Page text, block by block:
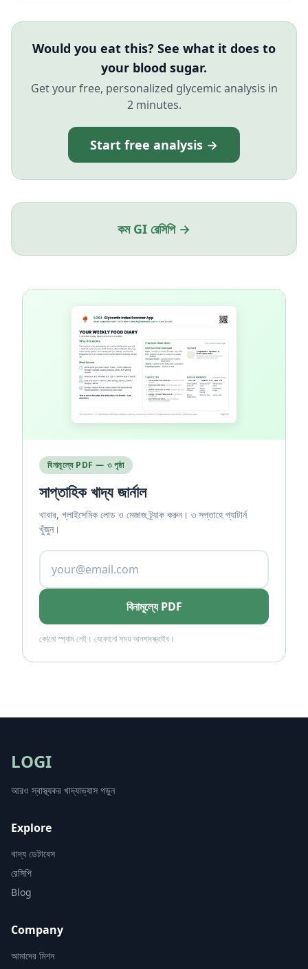
Would you eat this? See what it does to
your blood sugar.
Get your free, personalized glycemic analysis in
2 minutes.
Start free analysis →
কম GI রেসিপি →
বিনামূল্যে PDF — ৩ পৃষ্ঠা
সাপ্তাহিক খাদ্য জার্নাল
খাবার, গ্লাইসেমিক লোড ও মেজাজ ট্র্যাক করুন। ৩ সপ্তাহে প্যাটার্ন
খুঁজুন।
বিনামূল্যে PDF
কোনো স্প্যাম নেই। যেকোনো সময় আনসাবস্ক্রাইব।
LOGI
আরও স্বাস্থ্যকর খাদ্যাভ্যাস গড়ুন
Explore
খাদ্য ডেটাবেস
রেসিপি
Blog
Company
আমাদের মিশন